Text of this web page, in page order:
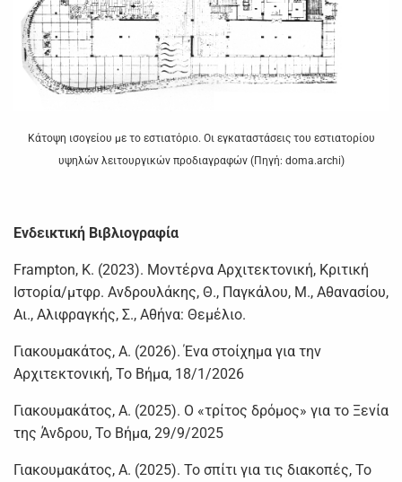
Κάτοψη ισογείου με το εστιατόριο. Οι εγκαταστάσεις του εστιατορίου
υψηλών λειτουργικών προδιαγραφών (Πηγή: doma.archi)
Ενδεικτική Βιβλιογραφία
Frampton, K. (2023). Μοντέρνα Αρχιτεκτονική, Κριτική
Ιστορία/μτφρ. Ανδρουλάκης, Θ., Παγκάλου, Μ., Αθανασίου,
Αι., Αλιφραγκής, Σ., Αθήνα: Θεμέλιο.
Γιακουμακάτος, Α. (2026). Ένα στοίχημα για την
Αρχιτεκτονική, Το Βήμα, 18/1/2026
Γιακουμακάτος, Α. (2025). Ο «τρίτος δρόμος» για το Ξενία
της Άνδρου, Το Βήμα, 29/9/2025
Γιακουμακάτος, Α. (2025). Το σπίτι για τις διακοπές, Το